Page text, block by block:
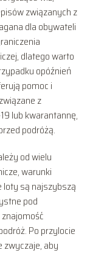
związanych z
dla obywateli
dlatego warto
opóźnień
pomoc i
z
lub kwarantannę,
podróżą.
od wielu
warunki
są najszybszą
pod
Po przylocie
zwyczaje, aby